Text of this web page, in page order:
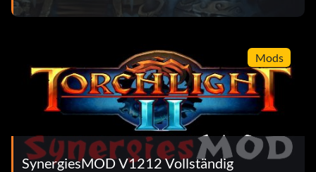
Mods
SynergiesMOD V1212 Vollständig